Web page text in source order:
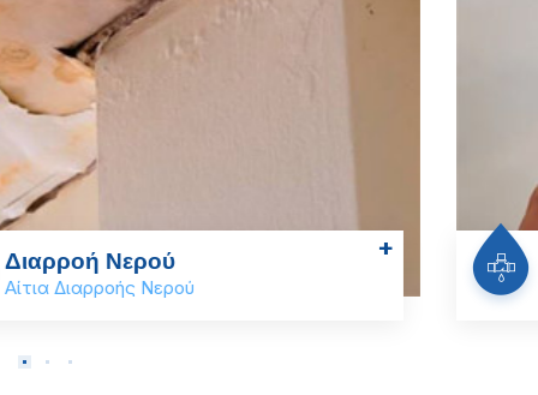
Θερμοκάμερα
Έλεγχος Διαρροών Νερού
+